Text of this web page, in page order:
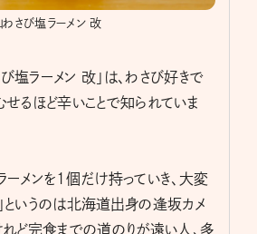
さび塩ラーメン 改
塩ラーメン 改」は、わさび好きで
せるほど辛いことで知られていま
ーメンを1個だけ持っていき、大変
というのは北海道出身の逢坂カメ
れど完食までの道のりが遠い人、多